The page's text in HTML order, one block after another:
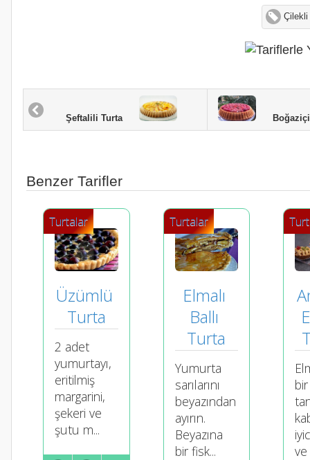
Çilekli
Şeftalili Turta Boğaziçi
Benzer Tarifler
Üzümlü
Turta
2 adet
yumurtayı,
eritilmiş
margarini,
şekeri ve
şutu m...
Turtalar
Elmalı
Ballı
Turta
Yumurta
sarılarını
beyazından
ayırın.
Beyazına
bir fisk...
Turtalar
bir